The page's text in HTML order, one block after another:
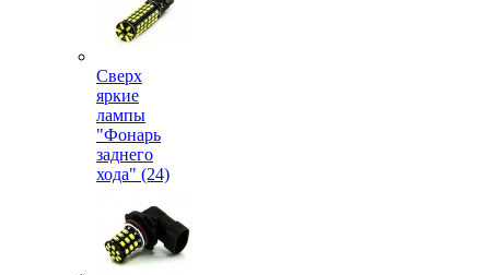
Сверх
яркие
лампы
"Фонарь
заднего
хода" (24)